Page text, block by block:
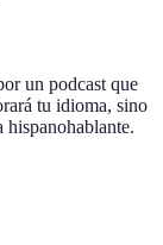
un podcast que
tu idioma, sino
hispanohablante.